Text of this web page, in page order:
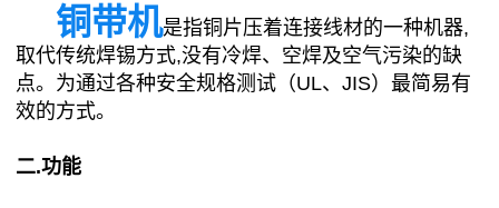
铜带机是指铜片压着连接线材的一种机器,
取代传统焊锡方式,没有冷焊、空焊及空气污染的缺
点。为通过各种安全规格测试（UL、JIS）最简易有
效的方式。
二.功能